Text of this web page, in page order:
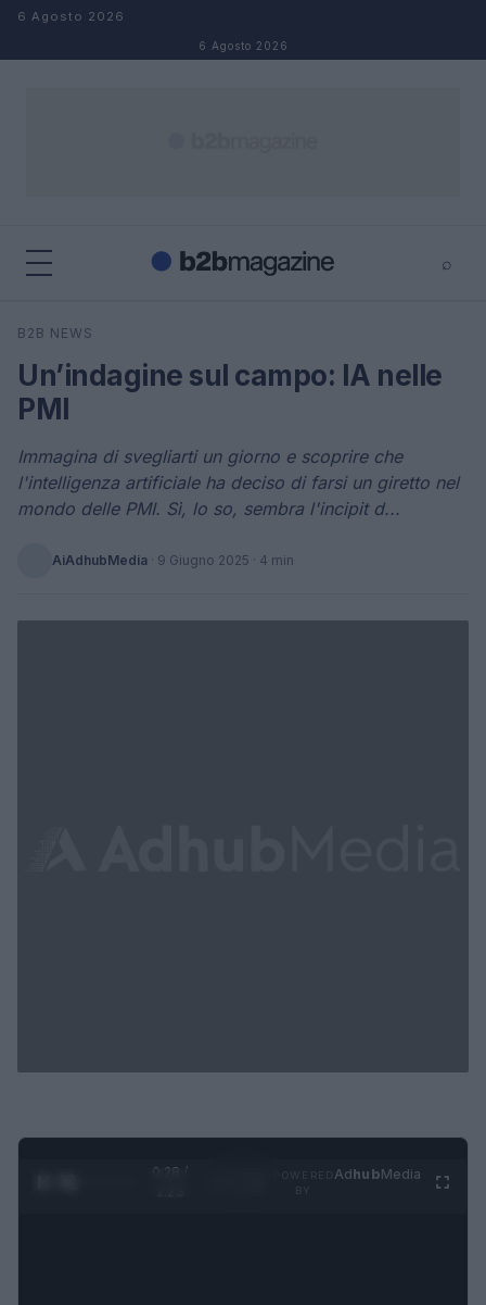
Salta al contenuto
6 Agosto 2026
6 Agosto 2026
⌕
Cerca
B2B NEWS
Un’indagine sul campo: IA nelle
PMI
Immagina di svegliarti un giorno e scoprire che
l'intelligenza artificiale ha deciso di farsi un giretto nel
mondo delle PMI. Sì, lo so, sembra l'incipit d...
AiAdhubMedia · 9 Giugno 2025 · 4 min
0:29 /
AdhubMedia